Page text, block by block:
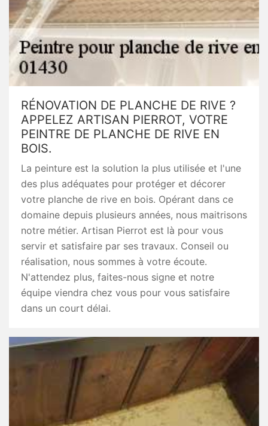
RÉNOVATION DE PLANCHE DE RIVE ?
APPELEZ ARTISAN PIERROT, VOTRE
PEINTRE DE PLANCHE DE RIVE EN
BOIS.
La peinture est la solution la plus utilisée et l'une
des plus adéquates pour protéger et décorer
votre planche de rive en bois. Opérant dans ce
domaine depuis plusieurs années, nous maitrisons
notre métier. Artisan Pierrot est là pour vous
servir et satisfaire par ses travaux. Conseil ou
réalisation, nous sommes à votre écoute.
N'attendez plus, faites-nous signe et notre
équipe viendra chez vous pour vous satisfaire
dans un court délai.